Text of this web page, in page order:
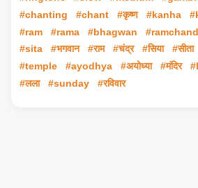
#chanting
#chant #कृष्ण #kanha
#ram
#rama #bhagwan
#sita
#भगवान #राम #चंद्र #सिया #सीता
#temple
#ayodhya #अयोध्या #मंदिर
#लला
#sunday #रविवार